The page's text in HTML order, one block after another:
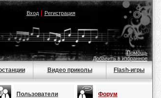
Вход| Регистрация
Помощь
Добавить в избранное
Видео приколы Flash-игры
Пользователи Форум